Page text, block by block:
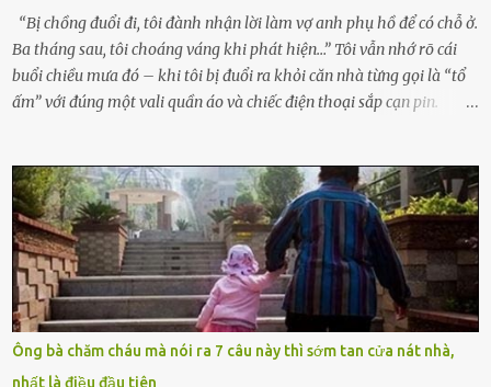
hỏn, bàn tay bé xíu co quắp, ...
“Bị chồng đuổi đi, tôi đành nhận lời làm vợ anh phụ hồ để có chỗ ở.
Ba tháng sau, tôi choáng váng khi phát hiện…” Tôi vẫn nhớ rõ cái
buổi chiều mưa đó – khi tôi bị đuổi ra khỏi căn nhà từng gọi là “tổ
ấm” với đúng một vali quần áo và chiếc điện thoại sắp cạn pin.
cưới cô để có con. Không phải để nuôi một cái thân bất tài chỉ biết
khóc lóc,” anh ta gằn giọng, đẩy mạnh cánh cửa trước mặt tôi.
Tiếng cánh cửa đóng lại, vang lên như một bản án lạnh lùng. Tôi
đứng chết lặng giữa cơn mưa, không biết đi đâu, về đâu. Bố mẹ tôi
mất sớm. Tôi chẳng có anh chị em. Họ hàng cũng thưa thớt, chẳng
ai thân thiết đến mức có thể mở lòng cho tôi tá túc. Bạn bè? Ai cũng
bận rộn với gia đình riêng của họ. Tôi đã từng đặt cược cả thanh
xuân vào người chồng ấy – và giờ, tôi chỉ còn lại chính mình. Tôi lên
Ông bà chăm cháu mà nói ra 7 câu này thì sớm tan cửa nát nhà,
nhất là điều đầu tiên